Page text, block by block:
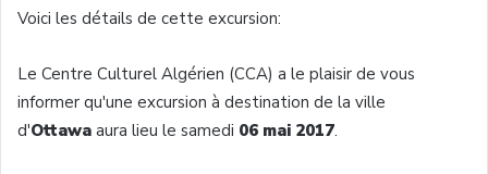
Voici les détails de cette excursion:
Le Centre Culturel Algérien (CCA) a le plaisir de vous
informer qu'une excursion à destination de la ville
d'Ottawa aura lieu le samedi 06 mai 2017.